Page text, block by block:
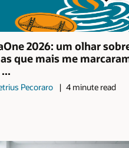
2026: um olhar
que mais me
Pecoraro 4 minute read